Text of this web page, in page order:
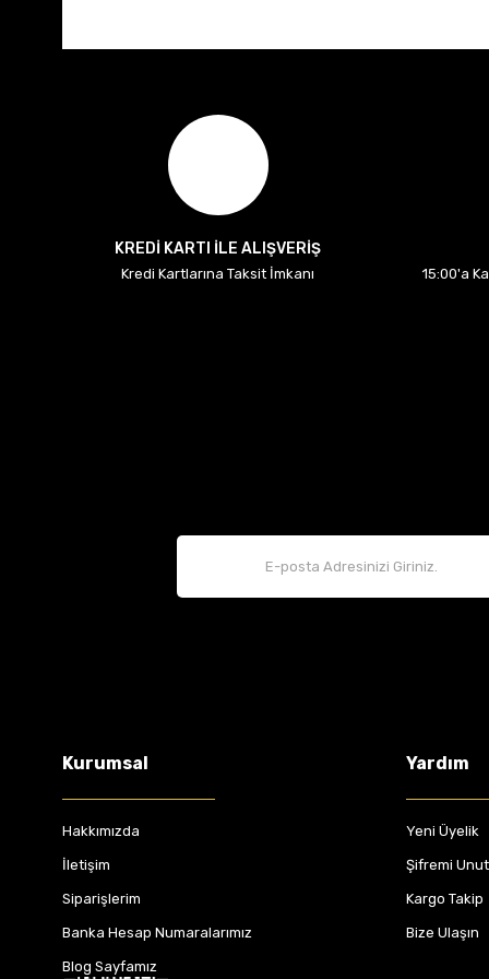
KREDİ KARTI İLE ALIŞVERİŞ
Kredi Kartlarına Taksit İmkanı
15:00'a
Kurumsal
Hakkımızda
İletişim
Siparişlerim
Banka Hesap Numaralarımız
Blog Sayfamız
Yardım
Yeni Üyelik
Şifremi
Kargo Takip
Bize Ulaşın